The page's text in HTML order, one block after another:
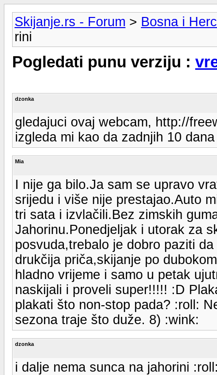
Skijanje.rs - Forum > Bosna i
rini
Pogledati punu verziju :
dzonka
gledajuci ovaj webcam, http://
izgleda mi kao da zadnjih 10
Mia
I nije ga bilo.Ja sam se upravo
srijedu i više nije prestajao.Auto
tri sata i izvlačili.Bez zimskih
Jahorinu.Ponedjeljak i utorak za
posvuda,trebalo je dobro paziti
drukčija priča,skijanje po
hladno vrijeme i samo u petak
naskijali i proveli super!!!!! :D
plakati što non-stop pada? :roll:
sezona traje što duže. 8) :wink:
dzonka
i dalje nema sunca na jahorini